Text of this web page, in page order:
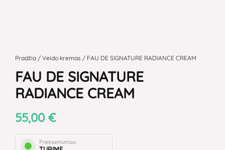
Pradžia / Veido kremas / FAU DE SIGNATURE RADIANCE CREAM
FAU DE SIGNATURE
RADIANCE CREAM
55,00 €
Prieinamumas:
kiekis:
FAU
DE
SIGNATURE
CREAM